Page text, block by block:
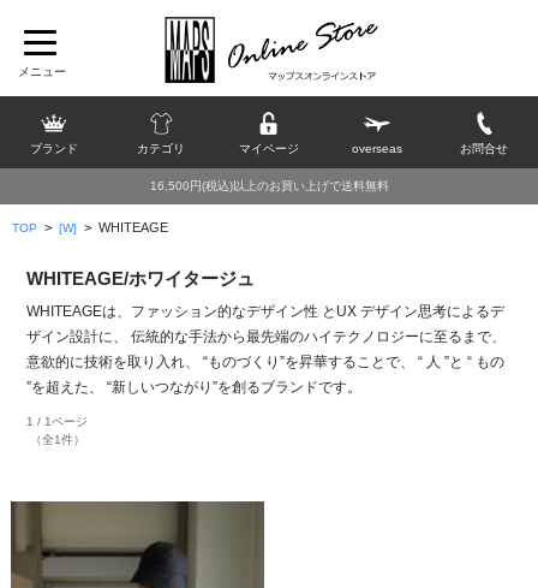
ブランド カテゴリ マイページ overseas お問合せ
16,500円(税込)以上のお買い上げで送料無料
TOP > [W] > WHITEAGE
WHITEAGE/ホワイタージュ
WHITEAGEは、ファッション的なデザイン性 とUX デザイン思考によるデ
ザイン設計に、 伝統的な手法から最先端のハイテクノロジーに至るまで、
意欲的に技術を取り入れ、 “ものづくり”を昇華することで、 “ 人 ”と “ もの
”を超えた、 “新しいつながり”を創るブランドです。
1 / 1ページ
（全1件）